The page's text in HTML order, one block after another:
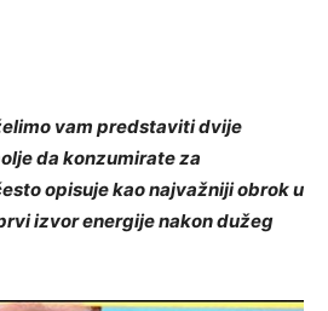
vam predstaviti dvije
da konzumirate za
opisuje kao najvažniji obrok u
izvor energije nakon dužeg